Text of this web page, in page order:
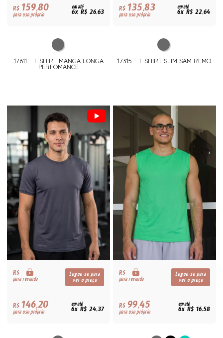
R$159,80
para uso próprio
em até
6x R$ 26,63
17611 - T-SHIRT MANGA LONGA
PERFOMANCE
R$135,83
para uso próprio
em até
6x R$ 22,64
17315 - T-SHIRT SLIM SAM REMO
R$
para revenda
Logue-se para
ver o preço
R$146,20
para uso próprio
em até
6x R$ 24,37
R$
para revenda
Logue-se para
ver o preço
R$99,45
para uso próprio
em até
6x R$ 16,58